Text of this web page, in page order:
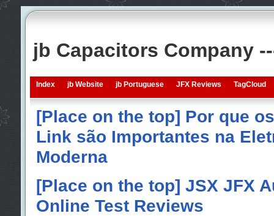
jb Capacitors Company
Index jb Website jb Portuguese JFX Reviews TagCloud
[Place on the top] Por que
Link são Importantes na
Moderna
[Place on the top] JSX JFX
Online Test Reviews